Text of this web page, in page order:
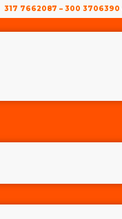
317 7662087 – 300 3706390